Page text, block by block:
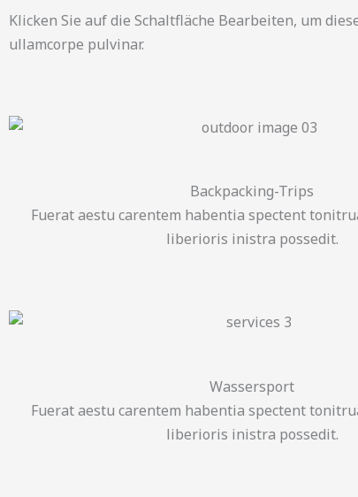
Klicken Sie auf die Schaltfläche Bearbeiten, um
ullamcorpe pulvinar.
Backpacking-Trips
Fuerat aestu carentem habentia spectent
liberioris inistra possedit.
Wassersport
Fuerat aestu carentem habentia spectent
liberioris inistra possedit.